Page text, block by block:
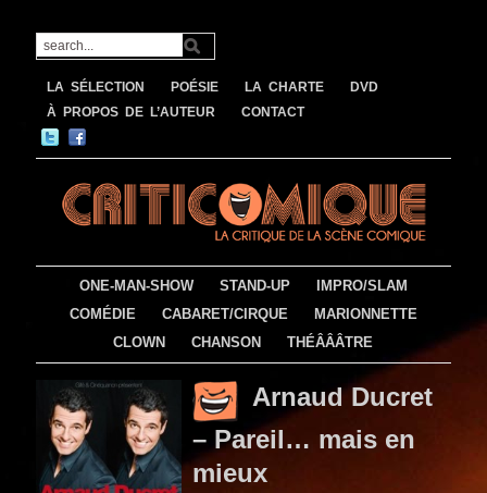
LA SÉLECTION POÉSIE LA CHARTE
DVD
À PROPOS DE L’AUTEUR
CONTACT
ONE-MAN-SHOW STAND-UP
IMPRO/SLAM
COMÉDIE
CABARET/CIRQUE
MARIONNETTE
CLOWN
CHANSON THÉÂÂÂTRE
Arnaud Ducret
– Pareil… mais en
mieux